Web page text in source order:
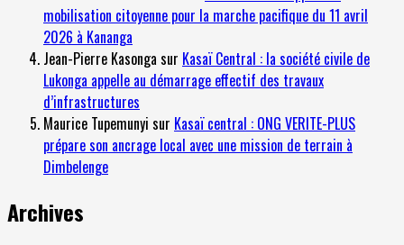
mobilisation citoyenne pour la marche pacifique du 11 avril
2026 à Kananga
Jean-Pierre Kasonga sur Kasaï Central : la société civile de
Lukonga appelle au démarrage effectif des travaux
d’infrastructures
Maurice Tupemunyi sur Kasaï central : ONG VERITE-PLUS
prépare son ancrage local avec une mission de terrain à
Dimbelenge
Archives